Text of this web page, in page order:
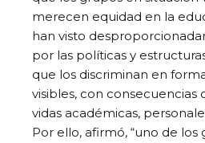
merecen equidad en la
han visto
por las políticas y
que los discriminan en
visibles, con consecuencias
vidas académicas,
Por ello, afirmó, “uno de los